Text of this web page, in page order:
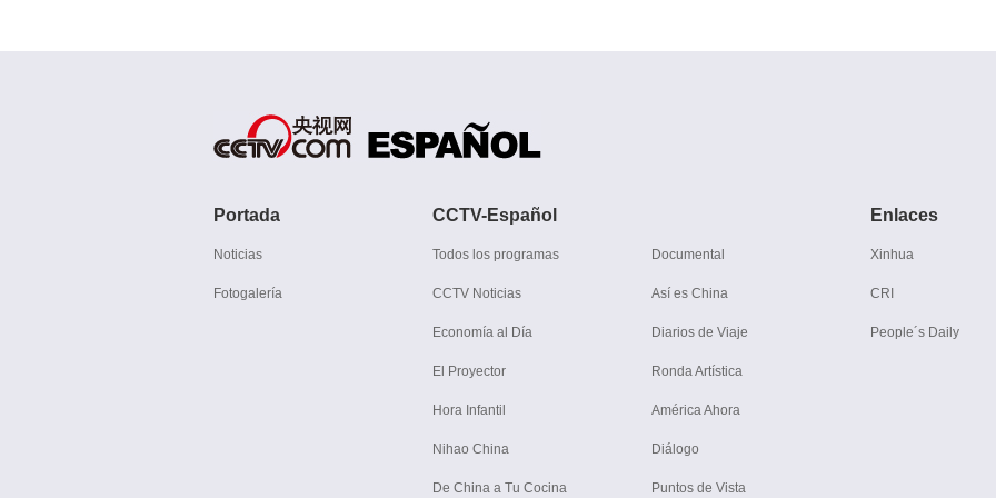
Portada
Noticias
Fotogalería
CCTV-Español
Todos los programas
CCTV Noticias
Economía al Día
El Proyector
Hora Infantil
Nihao China
De China a Tu Cocina
Documental
Así es China
Diarios de Viaje
Ronda Artística
América Ahora
Diálogo
Puntos de Vista
Enlaces
Xinhua
CRI
People´s Daily